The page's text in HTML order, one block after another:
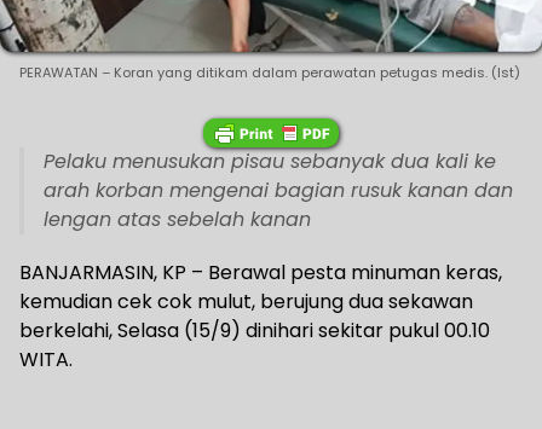
PERAWATAN – Koran yang ditikam dalam perawatan petugas medis. (Ist)
Pelaku menusukan pisau sebanyak dua kali ke
arah korban mengenai bagian rusuk kanan dan
lengan atas sebelah kanan
BANJARMASIN, KP – Berawal pesta minuman keras,
kemudian cek cok mulut, berujung dua sekawan
berkelahi, Selasa (15/9) dinihari sekitar pukul 00.10
WITA.